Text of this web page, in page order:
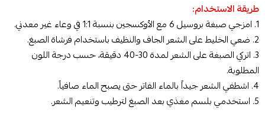
طريقة الاستخدام:
1. امزجي صبغة بروسيل 6 مع الأوكسجين بنسبة 1:1 في وعاء غير معدني.
2. ضعي الخليط على الشعر الجاف والنظيف باستخدام فرشاة الصبغ.
3. اتركي الصبغة على الشعر لمدة 30-40 دقيقة، حسب درجة اللون
المطلوبة.
4. اشطفي الشعر جيداً بالماء الفاتر حتى يصبح الماء صافياً.
5. استخدمي بلسم مغذي بعد الصبغ لترطيب وتنعيم الشعر.